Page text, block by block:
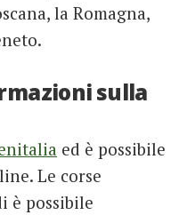
la Romagna,
sulla
ed è possibile
Le corse
è possibile